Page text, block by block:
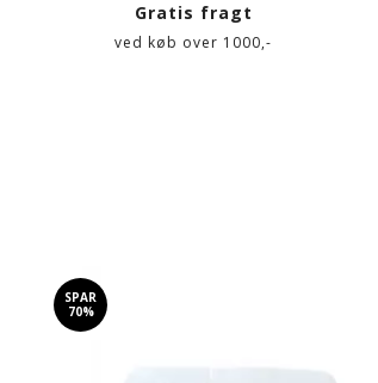
Gratis fragt
ved køb over 1000,-
SPAR
70%